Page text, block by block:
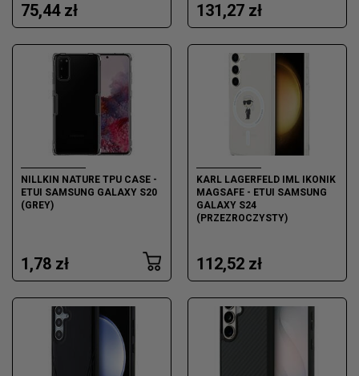
75,44 zł 131,27 zł
NILLKIN NATURE TPU CASE -
ETUI SAMSUNG GALAXY S20
(GREY)
1,78 zł
KARL LAGERFELD IML IKONIK
MAGSAFE - ETUI SAMSUNG
GALAXY S24
(PRZEZROCZYSTY)
112,52 zł